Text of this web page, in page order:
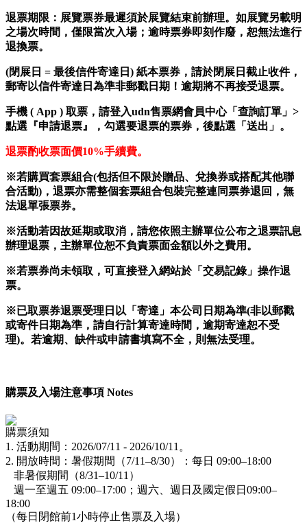
退票期限： 展覽票券最遲須於展覽結束前辦理。如展覽另載明
之場次時間，僅限當次入場；逾時票券即刻作廢，恕無法進行
退換票。
(閉展日 = 最後信件寄達日 ) 紙本票券，請於閉展日截止收件，
郵寄以信件寄達日為準非郵戳日期！逾期將不再接受退票。
手機 ( App ) 取票， 請登入udn售票網會員中心「查詢訂單」>
點選『申請退票』，勾選要退票的票券，後點選「送出」。
退票酌收票面價10%手續費。
※若購買套票組合(包括但不限於贈品、兌換券或搭配其他聯
合活動)，退票亦需整個套票組合包裝完整連同票券退回，無
法退單張票券。
※活動若因故延期或取消，請您依照主辦單位公布之退票訊息
辦理退票，主辦單位恕不負責票面金額以外之費用 。
※若票券尚未領取，可直接登入網站於「交易記錄」操作退
票。
※已取票券退票受理日以「寄達」本公司日期為準(非以郵戳
或寄件日期為準，請自行計算寄達時間，逾期寄達恕不受
理)。若逾期、缺件或申請書填寫不全，則無法受理。
購票及入場注意事項 Notes
購票須知
1. 活動期間：2026/07/11 - 2026/10/11。
2. 開放時間：暑假期間（7/11–8/30）：每日 09:00–18:00
非暑假期間（8/31–10/11）
週一至週五 09:00–17:00；週六、週日及國定假日09:00–
18:00
（每日閉館前1小時停止售票及入場）